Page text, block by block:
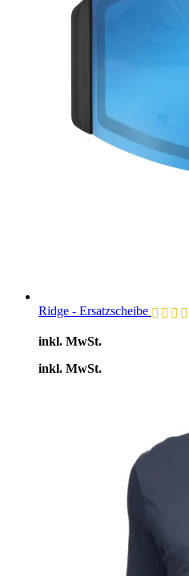
Ridge - Ersatzscheibe
inkl. MwSt.
inkl. MwSt.